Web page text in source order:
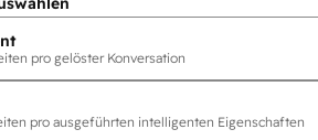
pro gelöster Konversation
pro ausgeführten intelligenten Eigenschaften